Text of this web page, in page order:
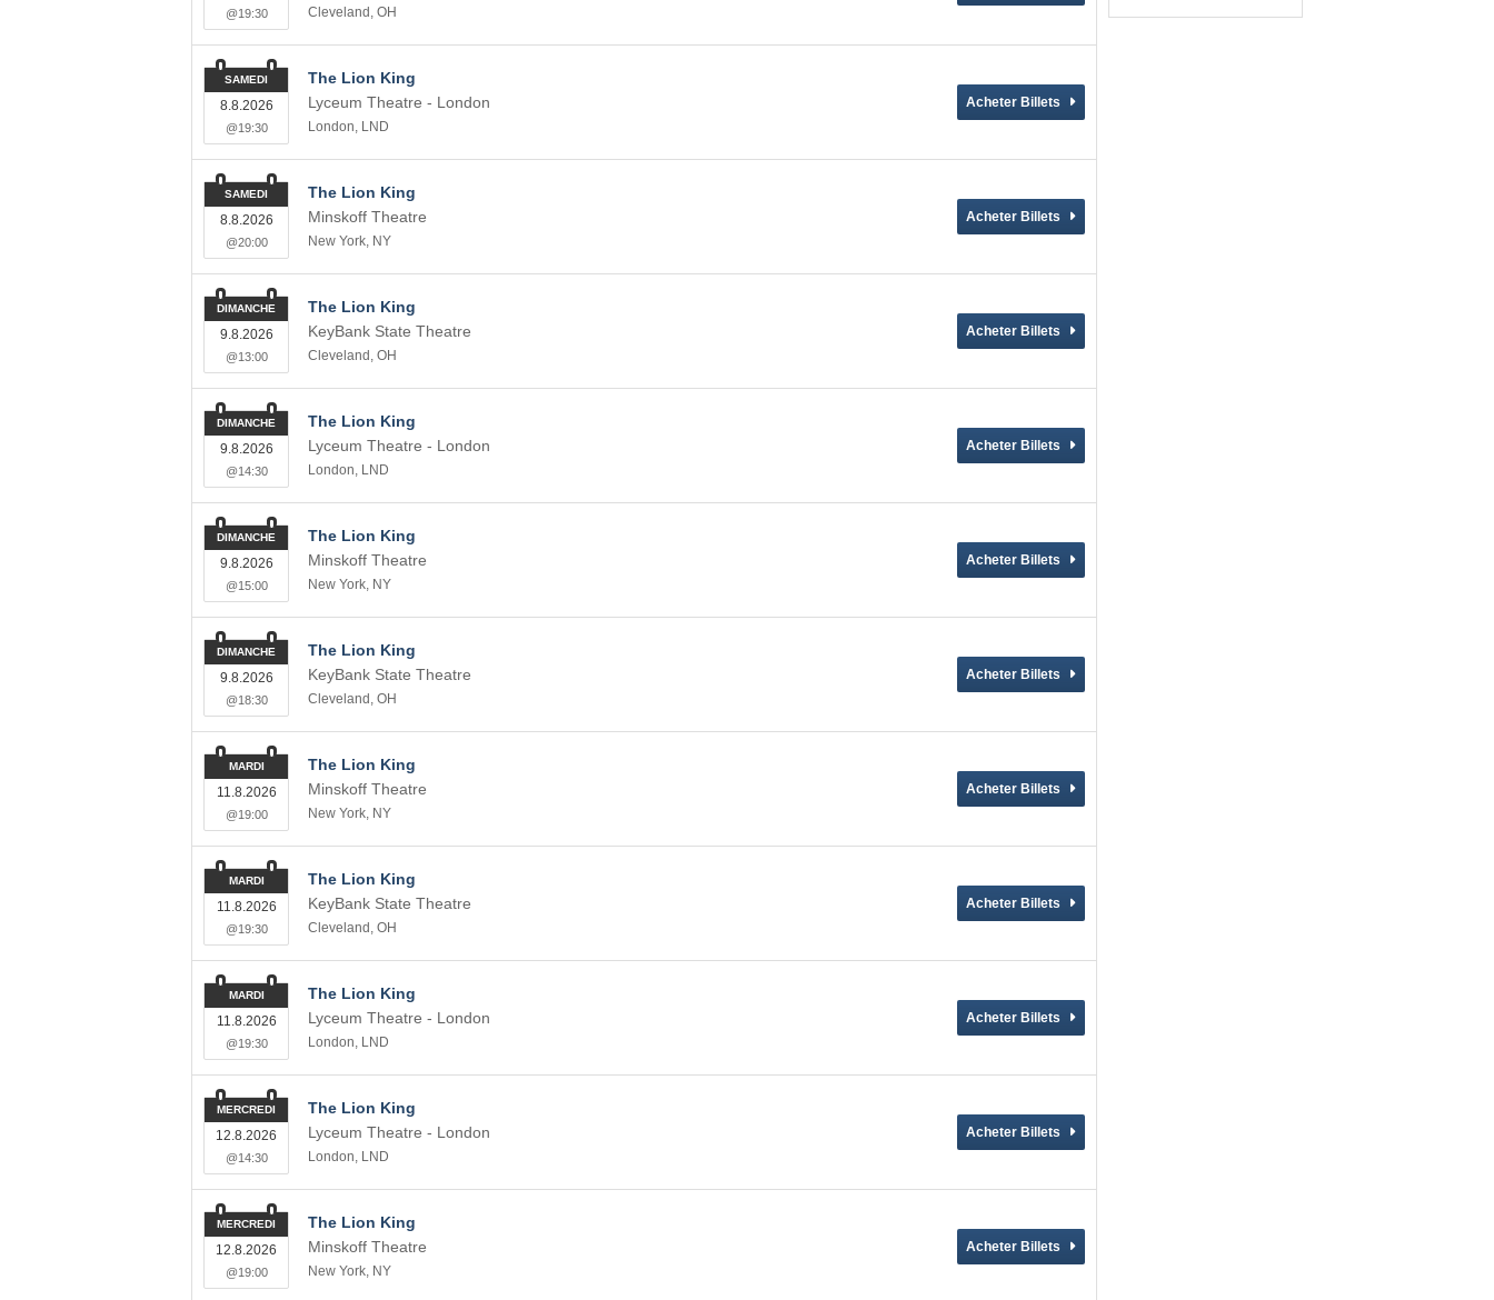
Cleveland , OH
@19:30
The Lion King
Lyceum Theatre - London
London, LND
SAMEDI
8.8.2026
@19:30
The Lion King
Minskoff Theatre
New York, NY
SAMEDI
8.8.2026
@20:00
The Lion King
KeyBank State Theatre
Cleveland , OH
DIMANCHE
9.8.2026
@13:00
The Lion King
Lyceum Theatre - London
London, LND
DIMANCHE
9.8.2026
@14:30
The Lion King
Minskoff Theatre
New York, NY
DIMANCHE
9.8.2026
@15:00
The Lion King
KeyBank State Theatre
Cleveland , OH
DIMANCHE
9.8.2026
@18:30
The Lion King
Minskoff Theatre
New York, NY
MARDI
11.8.2026
@19:00
The Lion King
KeyBank State Theatre
Cleveland , OH
MARDI
11.8.2026
@19:30
The Lion King
Lyceum Theatre - London
London, LND
MARDI
11.8.2026
@19:30
The Lion King
Lyceum Theatre - London
London, LND
MERCREDI
12.8.2026
@14:30
The Lion King
Minskoff Theatre
New York, NY
MERCREDI
12.8.2026
@19:00